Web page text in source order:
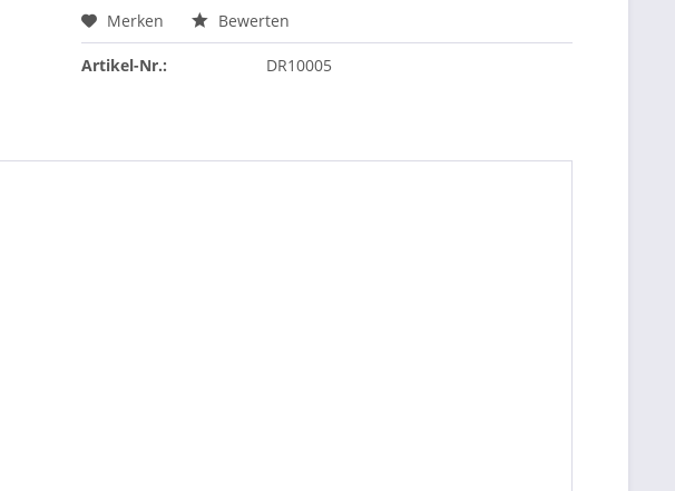
Merken Bewerten
Artikel-Nr.: DR10005